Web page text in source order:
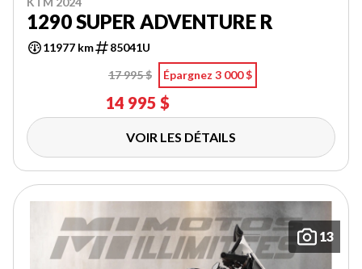
1290 SUPER ADVENTURE R
11977 km
85041U
17 995 $
Épargnez 3 000 $
14 995 $
VOIR LES DÉTAILS
13